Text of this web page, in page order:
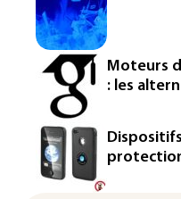
les rails du RER
Meta se lance sur
écrits par l'IA,
OpenAI
Google
Hassabis passe la
vont
Colombie: un
Moteurs
: les